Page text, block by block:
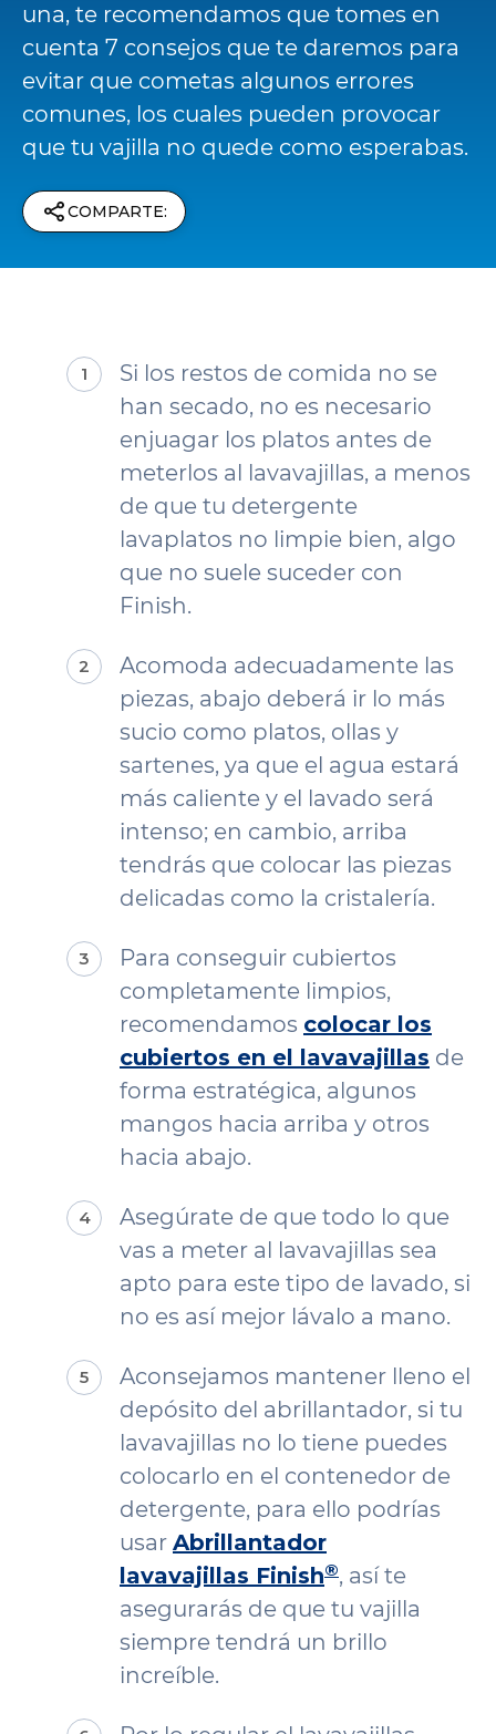
una, te recomendamos que tomes en
cuenta 7 consejos que te daremos para
evitar que cometas algunos errores
comunes, los cuales pueden provocar
que tu vajilla no quede como esperabas.
COMPARTE:
Si los restos de comida no se
han secado, no es necesario
enjuagar los platos antes de
meterlos al lavavajillas, a menos
de que tu detergente
lavaplatos no limpie bien, algo
que no suele suceder con
Finish.
Acomoda adecuadamente las
piezas, abajo deberá ir lo más
sucio como platos, ollas y
sartenes, ya que el agua estará
más caliente y el lavado será
intenso; en cambio, arriba
tendrás que colocar las piezas
delicadas como la cristalería.
Para conseguir cubiertos
completamente limpios,
recomendamos colocar los
cubiertos en el lavavajillas de
forma estratégica, algunos
mangos hacia arriba y otros
hacia abajo.
Asegúrate de que todo lo que
vas a meter al lavavajillas sea
apto para este tipo de lavado, si
no es así mejor lávalo a mano.
Aconsejamos mantener lleno el
depósito del abrillantador, si tu
lavavajillas no lo tiene puedes
colocarlo en el contenedor de
detergente, para ello podrías
usar Abrillantador
lavavajillas Finish®, así te
asegurarás de que tu vajilla
siempre tendrá un brillo
increíble.